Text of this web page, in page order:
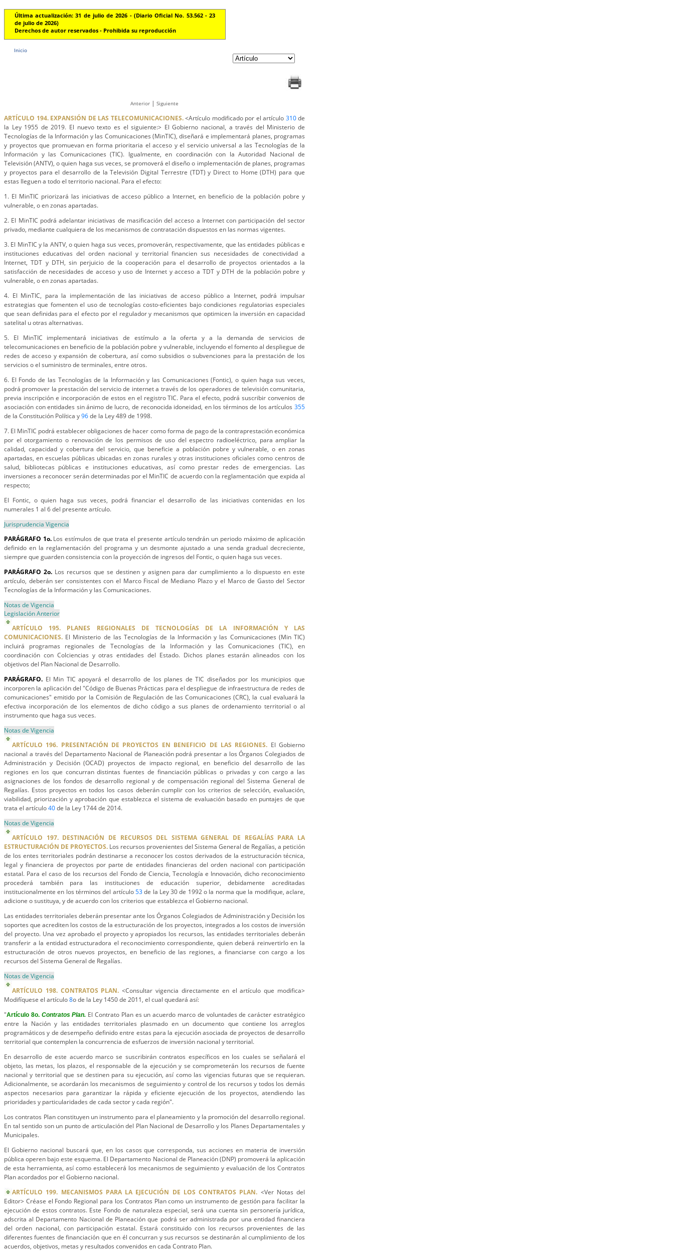
Última actualización: 31 de julio de 2026 - (Diario Oficial No. 53.562 - 23
de julio de 2026)
Derechos de autor reservados - Prohibida su reproducción
Inicio
Anterior | Siguiente
ARTÍCULO 194. EXPANSIÓN DE LAS TELECOMUNICACIONES.<Artículo modificado por el artículo 310de
la Ley 1955 de 2019. El nuevo texto es el siguiente:> El Gobierno nacional, a través del Ministerio de
Tecnologías de la Información y las Comunicaciones (MinTIC), diseñará e implementará planes, programas
y proyectos que promuevan en forma prioritaria el acceso y el servicio universal a las Tecnologías de la
Información y las Comunicaciones (TIC). Igualmente, en coordinación con la Autoridad Nacional de
Televisión (ANTV), o quien haga sus veces, se promoverá el diseño o implementación de planes, programas
y proyectos para el desarrollo de la Televisión Digital Terrestre (TDT) y Direct to Home (DTH) para que
estas lleguen a todo el territorio nacional. Para el efecto:
1. El MinTIC priorizará las iniciativas de acceso público a Internet, en beneficio de la población pobre y
vulnerable, o en zonas apartadas.
2. El MinTIC podrá adelantar iniciativas de masificación del acceso a Internet con participación del sector
privado, mediante cualquiera de los mecanismos de contratación dispuestos en las normas vigentes.
3. El MinTIC y la ANTV, o quien haga sus veces, promoverán, respectivamente, que las entidades públicas e
instituciones educativas del orden nacional y territorial financien sus necesidades de conectividad a
Internet, TDT y DTH, sin perjuicio de la cooperación para el desarrollo de proyectos orientados a la
satisfacción de necesidades de acceso y uso de Internet y acceso a TDT y DTH de la población pobre y
vulnerable, o en zonas apartadas.
4. El MinTIC, para la implementación de las iniciativas de acceso público a Internet, podrá impulsar
estrategias que fomenten el uso de tecnologías costo-eficientes bajo condiciones regulatorias especiales
que sean definidas para el efecto por el regulador y mecanismos que optimicen la inversión en capacidad
satelital u otras alternativas.
5. El MinTIC implementará iniciativas de estímulo a la oferta y a la demanda de servicios de
telecomunicaciones en beneficio de la población pobre y vulnerable, incluyendo el fomento al despliegue de
redes de acceso y expansión de cobertura, así como subsidios o subvenciones para la prestación de los
servicios o el suministro de terminales, entre otros.
6. El Fondo de las Tecnologías de la Información y las Comunicaciones (Fontic), o quien haga sus veces,
podrá promover la prestación del servicio de internet a través de los operadores de televisión comunitaria,
previa inscripción e incorporación de estos en el registro TIC. Para el efecto, podrá suscribir convenios de
asociación con entidades sin ánimo de lucro, de reconocida idoneidad, en los términos de los artículos 355
de la Constitución Política y96de la Ley 489 de 1998.
7. El MinTIC podrá establecer obligaciones de hacer como forma de pago de la contraprestación económica
por el otorgamiento o renovación de los permisos de uso del espectro radioeléctrico, para ampliar la
calidad, capacidad y cobertura del servicio, que beneficie a población pobre y vulnerable, o en zonas
apartadas, en escuelas públicas ubicadas en zonas rurales y otras instituciones oficiales como centros de
salud, bibliotecas públicas e instituciones educativas, así como prestar redes de emergencias. Las
inversiones a reconocer serán determinadas por el MinTIC de acuerdo con la reglamentación que expida al
respecto;
El Fontic, o quien haga sus veces, podrá financiar el desarrollo de las iniciativas contenidas en los
numerales 1 al 6 del presente artículo.
Jurisprudencia Vigencia
PARÁGRAFO 1o.Los estímulos de que trata el presente artículo tendrán un periodo máximo de aplicación
definido en la reglamentación del programa y un desmonte ajustado a una senda gradual decreciente,
siempre que guarden consistencia con la proyección de ingresos del Fontic, o quien haga sus veces.
PARÁGRAFO 2o.Los recursos que se destinen y asignen para dar cumplimiento a lo dispuesto en este
artículo, deberán ser consistentes con el Marco Fiscal de Mediano Plazo y el Marco de Gasto del Sector
Tecnologías de la Información y las Comunicaciones.
Notas de Vigencia
Legislación Anterior
ARTÍCULO 195. PLANES REGIONALES DE TECNOLOGÍAS DE LA INFORMACIÓN Y LAS
COMUNICACIONES. El Ministerio de las Tecnologías de la Información y las Comunicaciones (Min TIC)
incluirá programas regionales de Tecnologías de la Información y las Comunicaciones (TIC), en
coordinación con Colciencias y otras entidades del Estado. Dichos planes estarán alineados con los
objetivos del Plan Nacional de Desarrollo.
PARÁGRAFO. El Min TIC apoyará el desarrollo de los planes de TIC diseñados por los municipios que
incorporen la aplicación del "Código de Buenas Prácticas para el despliegue de infraestructura de redes de
comunicaciones" emitido por la Comisión de Regulación de las Comunicaciones (CRC), la cual evaluará la
efectiva incorporación de los elementos de dicho código a sus planes de ordenamiento territorial o al
instrumento que haga sus veces.
Notas de Vigencia
ARTÍCULO 196. PRESENTACIÓN DE PROYECTOS EN BENEFICIO DE LAS REGIONES. El Gobierno
nacional a través del Departamento Nacional de Planeación podrá presentar a los Órganos Colegiados de
Administración y Decisión (OCAD) proyectos de impacto regional, en beneficio del desarrollo de las
regiones en los que concurran distintas fuentes de financiación públicas o privadas y con cargo a las
asignaciones de los fondos de desarrollo regional y de compensación regional del Sistema General de
Regalías. Estos proyectos en todos los casos deberán cumplir con los criterios de selección, evaluación,
viabilidad, priorización y aprobación que establezca el sistema de evaluación basado en puntajes de que
trata el artículo40de la Ley 1744 de 2014.
Notas de Vigencia
ARTÍCULO 197. DESTINACIÓN DE RECURSOS DEL SISTEMA GENERAL DE REGALÍAS PARA LA
ESTRUCTURACIÓN DE PROYECTOS. Los recursos provenientes del Sistema General de Regalías, a petición
de los entes territoriales podrán destinarse a reconocer los costos derivados de la estructuración técnica,
legal y financiera de proyectos por parte de entidades financieras del orden nacional con participación
estatal. Para el caso de los recursos del Fondo de Ciencia, Tecnología e Innovación, dicho reconocimiento
procederá también para las instituciones de educación superior, debidamente acreditadas
institucionalmente en los términos del artículo53de la Ley 30 de 1992 o la norma que la modifique, aclare,
adicione o sustituya, y de acuerdo con los criterios que establezca el Gobierno nacional.
Las entidades territoriales deberán presentar ante los Órganos Colegiados de Administración y Decisión los
soportes que acrediten los costos de la estructuración de los proyectos, integrados a los costos de inversión
del proyecto. Una vez aprobado el proyecto y apropiados los recursos, las entidades territoriales deberán
transferir a la entidad estructuradora el reconocimiento correspondiente, quien deberá reinvertirlo en la
estructuración de otros nuevos proyectos, en beneficio de las regiones, a financiarse con cargo a los
recursos del Sistema General de Regalías.
Notas de Vigencia
ARTÍCULO 198. CONTRATOS PLAN. <Consultar vigencia directamente en el artículo que modifica>
Modifíquese el artículo8o de la Ley 1450 de 2011, el cual quedará así:
"Artículo 8o. Contratos Plan. El Contrato Plan es un acuerdo marco de voluntades de carácter estratégico
entre la Nación y las entidades territoriales plasmado en un documento que contiene los arreglos
programáticos y de desempeño definido entre estas para la ejecución asociada de proyectos de desarrollo
territorial que contemplen la concurrencia de esfuerzos de inversión nacional y territorial.
En desarrollo de este acuerdo marco se suscribirán contratos específicos en los cuales se señalará el
objeto, las metas, los plazos, el responsable de la ejecución y se comprometerán los recursos de fuente
nacional y territorial que se destinen para su ejecución, así como las vigencias futuras que se requieran.
Adicionalmente, se acordarán los mecanismos de seguimiento y control de los recursos y todos los demás
aspectos necesarios para garantizar la rápida y eficiente ejecución de los proyectos, atendiendo las
prioridades y particularidades de cada sector y cada región".
Los contratos Plan constituyen un instrumento para el planeamiento y la promoción del desarrollo regional.
En tal sentido son un punto de articulación del Plan Nacional de Desarrollo y los Planes Departamentales y
Municipales.
El Gobierno nacional buscará que, en los casos que corresponda, sus acciones en materia de inversión
pública operen bajo este esquema. El Departamento Nacional de Planeación (DNP) promoverá la aplicación
de esta herramienta, así como establecerá los mecanismos de seguimiento y evaluación de los Contratos
Plan acordados por el Gobierno nacional.
ARTÍCULO 199. MECANISMOS PARA LA EJECUCIÓN DE LOS CONTRATOS PLAN. <Ver Notas del
Editor> Créase el Fondo Regional para los Contratos Plan como un instrumento de gestión para facilitar la
ejecución de estos contratos. Este Fondo de naturaleza especial, será una cuenta sin personería jurídica,
adscrita al Departamento Nacional de Planeación que podrá ser administrada por una entidad financiera
del orden nacional, con participación estatal. Estará constituido con los recursos provenientes de las
diferentes fuentes de financiación que en él concurran y sus recursos se destinarán al cumplimiento de los
acuerdos, objetivos, metas y resultados convenidos en cada Contrato Plan.